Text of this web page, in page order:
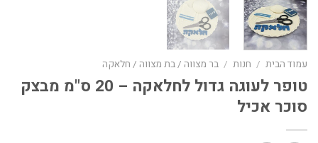
עמוד הבית / חנות / בר מצווה / בת מצווה / חלאקה
טופר לעוגה גדול לחלאקה – 20 ס"מ מבצק
סוכר אכיל